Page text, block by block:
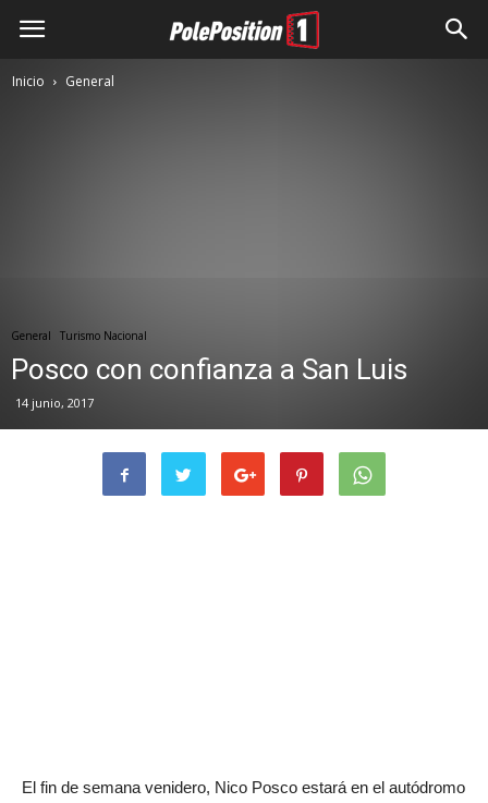
Inicio General
General Turismo Nacional
Posco con confianza a San Luis
14 junio, 2017
El fin de semana venidero, Nico Posco estará en el autódromo